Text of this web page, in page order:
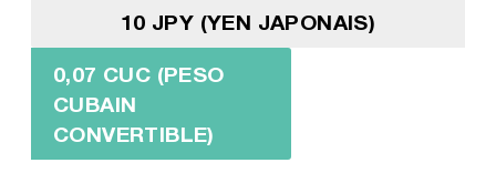
10 JPY (YEN JAPONAIS)
0,07 CUC (PESO
CUBAIN
CONVERTIBLE)